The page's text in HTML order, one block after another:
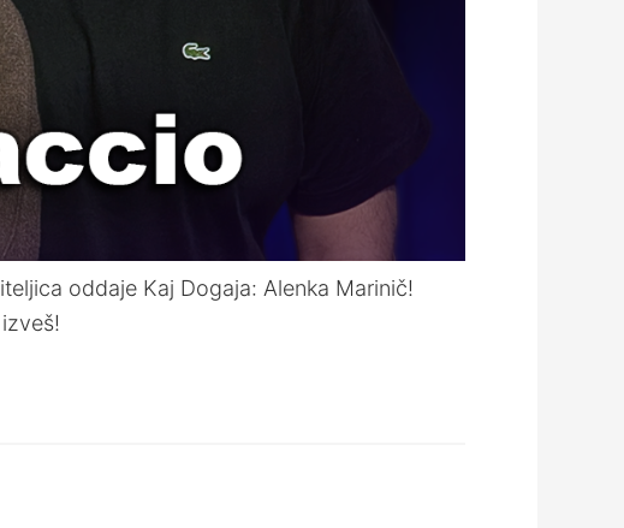
oddaje Kaj Dogaja: Alenka Marinič!